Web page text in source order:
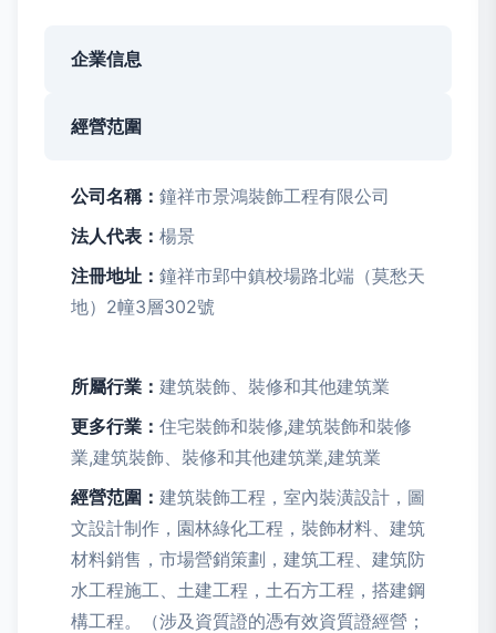
企業信息
經營范圍
公司名稱： 鐘祥市景鴻裝飾工程有限公司
法人代表： 楊景
注冊地址： 鐘祥市郢中鎮校場路北端（莫愁天
地）2幢3層302號
所屬行業： 建筑裝飾、裝修和其他建筑業
更多行業： 住宅裝飾和裝修,建筑裝飾和裝修
業,建筑裝飾、裝修和其他建筑業,建筑業
經營范圍： 建筑裝飾工程，室內裝潢設計，圖
文設計制作，園林綠化工程，裝飾材料、建筑
材料銷售，市場營銷策劃，建筑工程、建筑防
水工程施工、土建工程，土石方工程，搭建鋼
構工程。（涉及資質證的憑有效資質證經營；